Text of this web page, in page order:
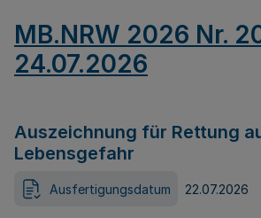
MB.NRW 2026 Nr.
24.07.2026
Auszeichnung für Rettung
Lebensgefahr
Ausfertigungsdatum 22.07.2026